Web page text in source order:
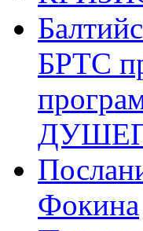
БРТС
Фокина